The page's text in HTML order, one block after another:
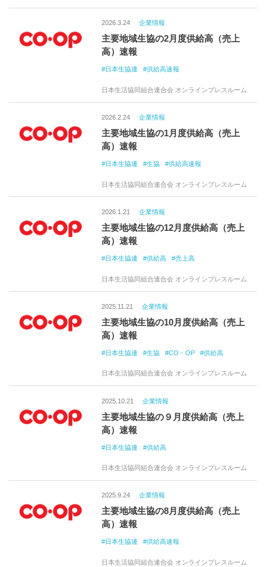
2026.3.24 企業情報
主要地域生協の2月度供給高（売上
高）速報
日本生協連 供給高速報
日本生活協同組合連合会 オンラインプレスルーム
2026.2.24 企業情報
主要地域生協の1月度供給高（売上
高）速報
日本生協連 生協 供給高速報
日本生活協同組合連合会 オンラインプレスルーム
2026.1.21 企業情報
主要地域生協の12月度供給高（売上
高）速報
日本生協連 供給高 売上高
日本生活協同組合連合会 オンラインプレスルーム
2025.11.21 企業情報
主要地域生協の10月度供給高（売上
高）速報
日本生協連 生協 CO・OP 供給高
日本生活協同組合連合会 オンラインプレスルーム
2025.10.21 企業情報
主要地域生協の９月度供給高（売上
高）速報
日本生協連 供給高
日本生活協同組合連合会 オンラインプレスルーム
2025.9.24 企業情報
主要地域生協の8月度供給高（売上
高）速報
日本生協連 供給高速報
日本生活協同組合連合会 オンラインプレスルーム